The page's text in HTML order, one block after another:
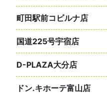
町田駅前コビルナ店
国道225号宇宿店
D-PLAZA大分店
ドン.キホーテ富山店